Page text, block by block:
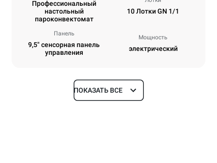
Профессиональный
настольный
пароконвектомат
10 Лотки GN 1/1
Панель
9,5" сенсорная панель
управления
Мощность
электрический
Размеры
ПОКАЗАТЬ ВСЕ